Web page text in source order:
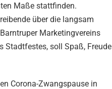
Maße stattfinden.
über die langsam
Marketingvereins
Stadtfestes, soll Spaß, Freude
Corona-Zwangspause in